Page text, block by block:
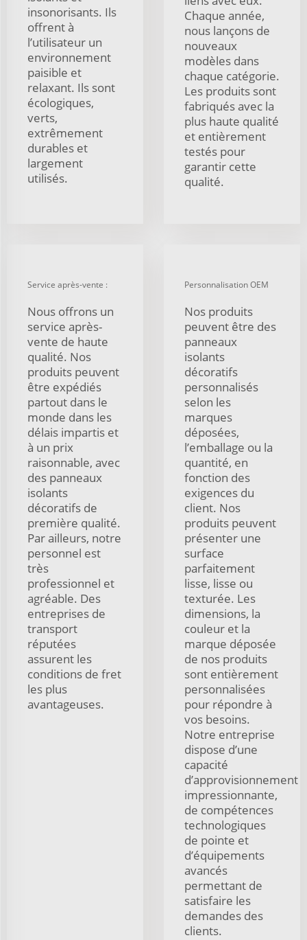
insonorisants. Ils
offrent à
l’utilisateur un
environnement
paisible et
relaxant. Ils sont
écologiques,
verts,
extrêmement
durables et
largement
utilisés.
Chaque année,
nous lançons de
nouveaux
modèles dans
chaque catégorie.
Les produits sont
fabriqués avec la
plus haute qualité
et entièrement
testés pour
garantir cette
qualité.
Service après-vente :
Nous offrons un
service après-
vente de haute
qualité. Nos
produits peuvent
être expédiés
partout dans le
monde dans les
délais impartis et
à un prix
raisonnable, avec
des panneaux
isolants
décoratifs de
première qualité.
Par ailleurs, notre
personnel est
très
professionnel et
agréable. Des
entreprises de
transport
réputées
assurent les
conditions de fret
les plus
avantageuses.
Personnalisation OEM
Nos produits
peuvent être des
panneaux
isolants
décoratifs
personnalisés
selon les
marques
déposées,
l’emballage ou la
quantité, en
fonction des
exigences du
client. Nos
produits peuvent
présenter une
surface
parfaitement
lisse, lisse ou
texturée. Les
dimensions, la
couleur et la
marque déposée
de nos produits
sont entièrement
personnalisées
pour répondre à
vos besoins.
Notre entreprise
dispose d’une
capacité
d’approvisionnement
impressionnante,
de compétences
technologiques
de pointe et
d’équipements
avancés
permettant de
satisfaire les
demandes des
clients.